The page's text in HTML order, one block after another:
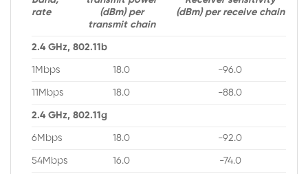
rate
(dBm) per
transmit chain
(dBm) per receive chain
2.4 GHz, 802.11b
1Mbps 18.0 -96.0
11Mbps 18.0 -88.0
2.4 GHz, 802.11g
6Mbps 18.0 -92.0
54Mbps 16.0 -74.0